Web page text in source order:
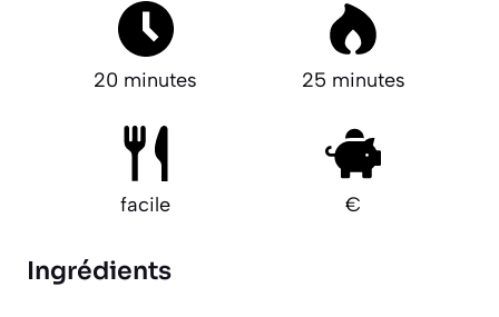
20 minutes 25 minutes
facile €
Ingrédients